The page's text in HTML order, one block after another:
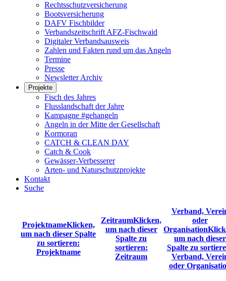
Rechtsschutzversicherung
Bootsversicherung
DAFV Fischbilder
Verbandszeitschrift AFZ-Fischwaid
Digitaler Verbandsausweis
Zahlen und Fakten rund um das Angeln
Termine
Presse
Newsletter Archiv
Projekte
Fisch des Jahres
Flusslandschaft der Jahre
Kampagne #gehangeln
Angeln in der Mitte der Gesellschaft
Kormoran
CATCH & CLEAN DAY
Catch & Cook
Gewässer-Verbesserer
Arten- und Naturschutzprojekte
Kontakt
Suche
ProjektnameKlicken,
um nach dieser Spalte
zu sortieren:
Projektname
ZeitraumKlicken,
um nach dieser
Spalte zu
sortieren:
Zeitraum
Verband,
oder
Organisation
um nach dieser
Spalte zu
Verband,
oder